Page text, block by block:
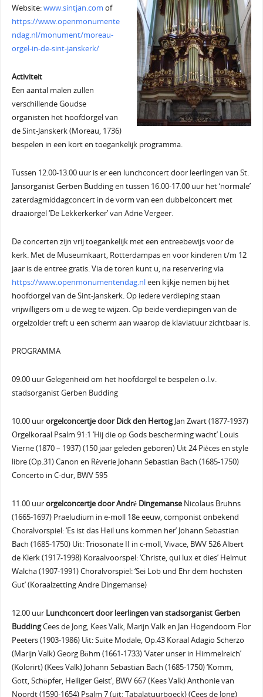
Website:www.sintjan.com of
https://www.openmonumente
ndag.nl/monument/moreau-
orgel-in-de-sint-janskerk/
Activiteit
Een aantal malen zullen
verschillende Goudse
organisten het hoofdorgel van
de Sint-Janskerk (Moreau, 1736)
bespelen in een kort en toegankelijk programma.
Tussen 12.00-13.00 uur is er een lunchconcert door leerlingen van St.
Jansorganist Gerben Budding en tussen 16.00-17.00 uur het ‘normale’
zaterdagmiddagconcert in de vorm van een dubbelconcert met
draaiorgel ‘De Lekkerkerker’ van Adrie Vergeer.
De concerten zijn vrij toegankelijk met een entreebewijs voor de
kerk. Met de Museumkaart, Rotterdampas en voor kinderen t/m 12
jaar is de entree gratis. Via de toren kunt u, na reservering via
https://www.openmonumentendag.nleen kijkje nemen bij het
hoofdorgel van de Sint-Janskerk. Op iedere verdieping staan
vrijwilligers om u de weg te wijzen. Op beide verdiepingen van de
orgelzolder treft u een scherm aan waarop de klaviatuur zichtbaar is.
PROGRAMMA
09.00 uur Gelegenheid om het hoofdorgel te bespelen o.l.v.
stadsorganist Gerben Budding
10.00 uurorgelconcertje door Dick den HertogJan Zwart (1877-1937)
Orgelkoraal Psalm 91:1 ‘Hij die op Gods bescherming wacht’ Louis
Vierne (1870 – 1937) (150 jaar geleden geboren) Uit 24 Pièces en style
libre (Op.31) Canon en Rêverie Johann Sebastian Bach (1685-1750)
Concerto in C-dur, BWV 595
11.00 uurorgelconcertje door André DingemanseNicolaus Bruhns
(1665-1697) Praeludium in e-moll 18e eeuw, componist onbekend
Choralvorspiel: ‘Es ist das Heil uns kommen her’ Johann Sebastian
Bach (1685-1750) Uit: Triosonate II in c-moll, Vivace, BWV 526 Albert
de Klerk (1917-1998) Koraalvoorspel: ‘Christe, qui lux et dies’ Helmut
Walcha (1907-1991) Choralvorspiel: ‘Sei Lob und Ehr dem hochsten
Gut’ (Koraalzetting Andre Dingemanse)
12.00 uur Lunchconcert door leerlingen van stadsorganist Gerben
BuddingCees de Jong, Kees Valk, Marijn Valk en Jan Hogendoorn Flor
Peeters (1903-1986) Uit: Suite Modale, Op.43 Koraal Adagio Scherzo
(Marijn Valk) Georg Böhm (1661-1733) ‘Vater unser in Himmelreich’
(Kolorirt) (Kees Valk) Johann Sebastian Bach (1685-1750) ‘Komm,
Gott, Schöpfer, Heiliger Geist’, BWV 667 (Kees Valk) Anthonie van
Noordt (1590-1654) Psalm 7 (uit: Tabalatuurboeck) (Cees de Jong)